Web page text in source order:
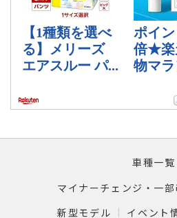
車種一覧
マイナーチェンジ・一
新型モデル
イベント